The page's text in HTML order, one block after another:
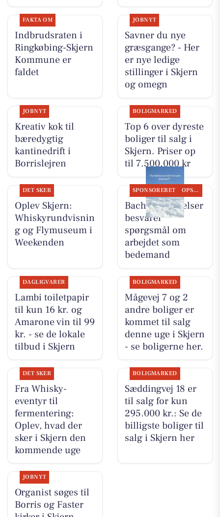
FAKTA OM
Indbrudsraten i
Ringkøbing-Skjern
Kommune er
faldet
JOBNYT
Savner du nye
græsgange? - Her
er nye ledige
stillinger i Skjern
og omegn
JOBNYT
Kreativ kok til
bæredygtig
kantinedrift i
Borrislejren
BOLIGMARKED
Top 6 over dyreste
boliger til salg i
Skjern. Priser op
til 7.500.000 kr
DET SKER
Oplev Skjern:
Whiskyrundvisnin
g og Flymuseum i
Weekenden
SPONSORERET OPSLAGSTAVLEN
Bachs Begravelser
besvarer
spørgsmål om
arbejdet som
bedemand
DAGLIGVARER
Lambi toiletpapir
til kun 16 kr. og
Amarone vin til 99
kr. - se de lokale
tilbud i Skjern
BOLIGMARKED
Mågevej 7 og 2
andre boliger er
kommet til salg
denne uge i Skjern
- se boligerne her.
DET SKER
Fra Whisky-
eventyr til
fermentering:
Oplev, hvad der
sker i Skjern den
kommende uge
BOLIGMARKED
Sæddingvej 18 er
til salg for kun
295.000 kr.: Se de
billigste boliger til
salg i Skjern her
JOBNYT
Organist søges til
Borris og Faster